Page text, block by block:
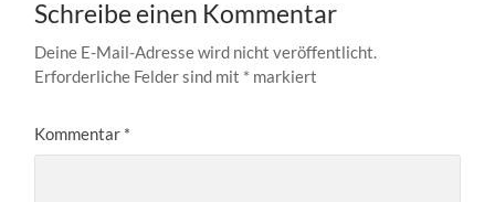
Schreibe einen Kommentar
Deine E-Mail-Adresse wird nicht veröffentlicht.
Erforderliche Felder sind mit * markiert
Kommentar *